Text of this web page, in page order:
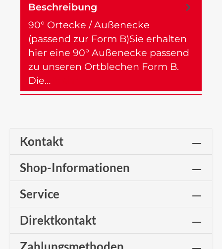
Beschreibung
90° Ortecke / Außenecke
(passend zur Form B)Sie erhalten
hier eine 90° Außenecke passend
zu unseren Ortblechen Form B.
Die…
Kontakt
Shop-Informationen
Service
Direktkontakt